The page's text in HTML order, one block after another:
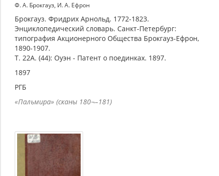
Ф. А. Брокгауз, И. А. Ефрон
Брокгауз. Фридрих Арнольд. 1772-1823.
Энциклопедический словарь. Санкт-Петербург:
типография Акционерного Общества Брокгауз-Ефрон,
1890-1907.
Т. 22А. (44): Оуэн - Патент о поединках. 1897.
1897
РГБ
«Пальмира» (сканы 180¬–181)